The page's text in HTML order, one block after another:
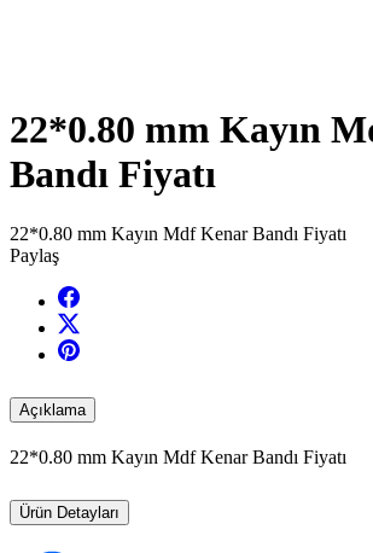
22*0.80 mm Kayın
Bandı Fiyatı
22*0.80 mm Kayın Mdf Kenar Bandı Fiyatı
Paylaş
Açıklama
22*0.80 mm Kayın Mdf Kenar Bandı Fiyatı
Ürün Detayları